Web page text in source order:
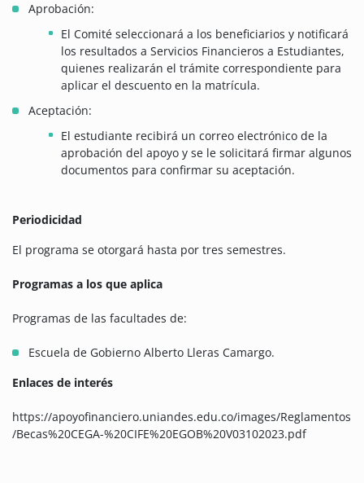
Aprobación:
El Comité seleccionará a los beneficiarios y notificará
los resultados a Servicios Financieros a Estudiantes,
quienes realizarán el trámite correspondiente para
aplicar el descuento en la matrícula.
Aceptación:
El estudiante recibirá un correo electrónico de la
aprobación del apoyo y se le solicitará firmar algunos
documentos para confirmar su aceptación.
Periodicidad
El programa se otorgará hasta por tres semestres.
Programas a los que aplica
Programas de las facultades de:
Escuela de Gobierno Alberto Lleras Camargo.
Enlaces de interés
https://apoyofinanciero.uniandes.edu.co/images/Reglamentos
/Becas%20CEGA-%20CIFE%20EGOB%20V03102023.pdf